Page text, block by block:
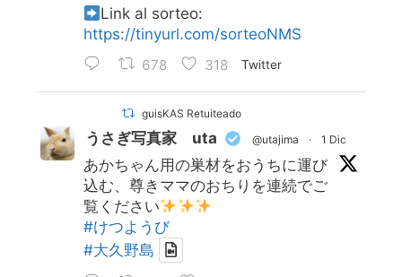
Link al sorteo:
https://tinyurl.com/sorteoNMS
678 318 Twitter
guisKAS Retuiteado
うさぎ写真家 uta @utajima · 1 Dic
あかちゃん用の巣材をおうちに運び
込む、尊きママのおちりを連続でご
覧ください
#けつようび
#大久野島